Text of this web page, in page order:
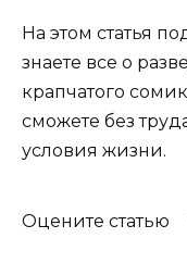
На этом статья
знаете все о
крапчатого
сможете без
условия жизни.
Оцените статью